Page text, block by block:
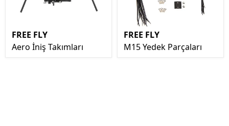
FREE FLY
Aero İniş Takımları
FREE FLY
M15 Yedek Parçaları